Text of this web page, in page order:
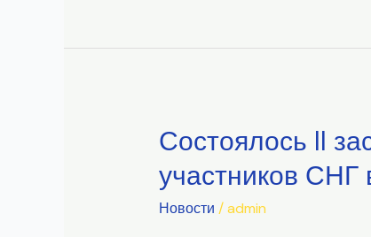
Состоялось II
участников СНГ
Новости /admin
Состоялось
заседание
Координационного